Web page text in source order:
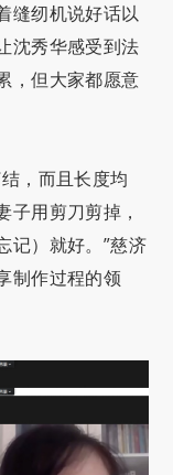
缝纫机说好话以
沈秀华感受到法
，但大家都愿意
，而且长度均
用剪刀剪掉，
记）就好。”慈济
制作过程的领